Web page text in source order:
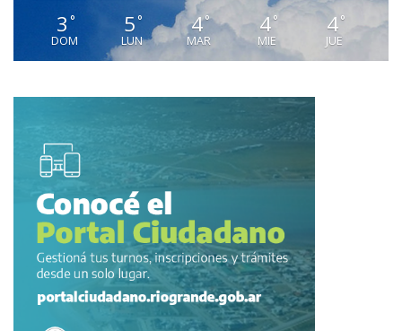
3 °
DOM
5 °
LUN
4°
MAR
4°
MIE
4°
JUE